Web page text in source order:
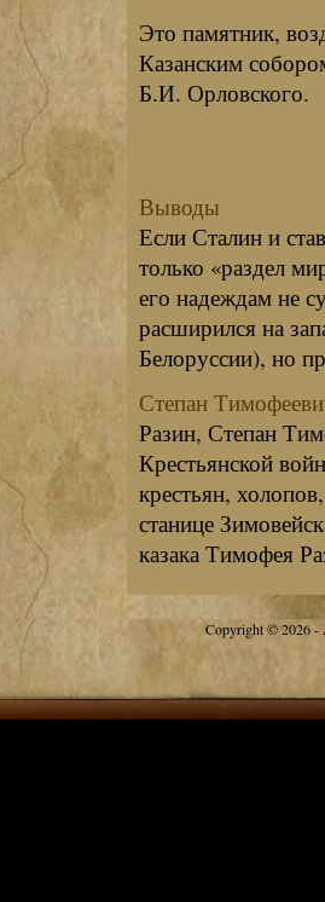
Это памятник,
Казанским
Б.И. Орловского.
Выводы
Если Сталин и
только «раздел
его надеждам не
расширился на
Белоруссии), но
Степан
Разин, Степан
Крестьянской
крестьян,
станице
казака Тимофея
Copyright © 2026 -